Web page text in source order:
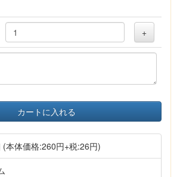
+
カートに入れる
(本体価格:260円+税:26円)